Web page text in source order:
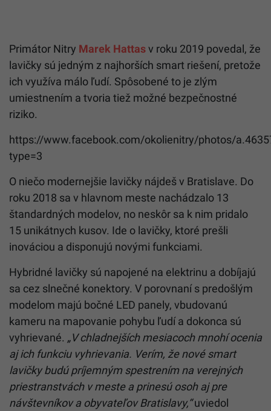
Primátor Nitry Marek Hattasv roku 2019 povedal, že
lavičky sú jedným z najhorších smart riešení, pretože
ich využíva málo ľudí. Spôsobené to je zlým
umiestnením a tvoria tiež možné bezpečnostné
riziko.
https://www.facebook.com/okolienitry/photos/
type=3
O niečo modernejšie lavičky nájdeš v Bratislave. Do
roku 2018 sa v hlavnom meste nachádzalo 13
štandardných modelov, no neskôr sa k nim pridalo
15 unikátnych kusov. Ide o lavičky, ktoré prešli
inováciou a disponujú novými funkciami.
Hybridné lavičky sú napojené na elektrinu a dobíjajú
sa cez slnečné konektory. V porovnaní s predošlým
modelom majú bočné LED panely, vbudovanú
kameru na mapovanie pohybu ľudí a dokonca sú
vyhrievané. „V chladnejších mesiacoch mnohí ocenia
aj ich funkciu vyhrievania. Verím, že nové smart
lavičky budú príjemným spestrením na verejných
priestranstvách v meste a prinesú osoh aj pre
návštevníkov a obyvateľov Bratislavy,“uviedol